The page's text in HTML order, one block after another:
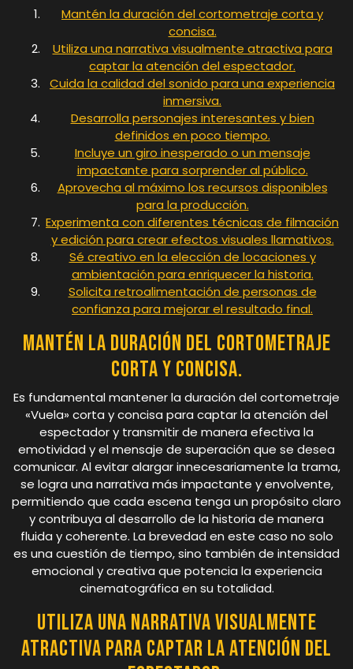
Mantén la duración del cortometraje corta y
concisa.
Utiliza una narrativa visualmente atractiva para
captar la atención del espectador.
Cuida la calidad del sonido para una experiencia
inmersiva.
Desarrolla personajes interesantes y bien
definidos en poco tiempo.
Incluye un giro inesperado o un mensaje
impactante para sorprender al público.
Aprovecha al máximo los recursos disponibles
para la producción.
Experimenta con diferentes técnicas de filmación
y edición para crear efectos visuales llamativos.
Sé creativo en la elección de locaciones y
ambientación para enriquecer la historia.
Solicita retroalimentación de personas de
confianza para mejorar el resultado final.
Mantén la duración del cortometraje
corta y concisa.
Es fundamental mantener la duración del cortometraje
«Vuela» corta y concisa para captar la atención del
espectador y transmitir de manera efectiva la
emotividad y el mensaje de superación que se desea
comunicar. Al evitar alargar innecesariamente la trama,
se logra una narrativa más impactante y envolvente,
permitiendo que cada escena tenga un propósito claro
y contribuya al desarrollo de la historia de manera
fluida y coherente. La brevedad en este caso no solo
es una cuestión de tiempo, sino también de intensidad
emocional y creativa que potencia la experiencia
cinematográfica en su totalidad.
Utiliza una narrativa visualmente
atractiva para captar la atención del